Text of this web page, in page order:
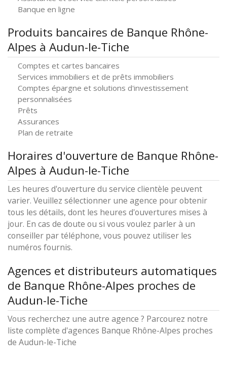
Banque en ligne
Produits bancaires de Banque Rhône-
Alpes à Audun-le-Tiche
Comptes et cartes bancaires
Services immobiliers et de prêts immobiliers
Comptes épargne et solutions d'investissement
personnalisées
Prêts
Assurances
Plan de retraite
Horaires d'ouverture de Banque Rhône-
Alpes à Audun-le-Tiche
Les heures d'ouverture du service clientèle peuvent
varier. Veuillez sélectionner une agence pour obtenir
tous les détails, dont les heures d'ouvertures mises à
jour. En cas de doute ou si vous voulez parler à un
conseiller par téléphone, vous pouvez utiliser les
numéros fournis.
Agences et distributeurs automatiques
de Banque Rhône-Alpes proches de
Audun-le-Tiche
Vous recherchez une autre agence ? Parcourez notre
liste complète d'agences Banque Rhône-Alpes proches
de Audun-le-Tiche